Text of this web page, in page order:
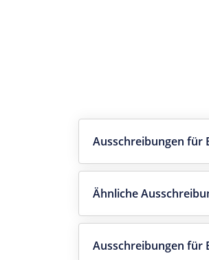
Ausschreibungen für
Ähnliche
Ausschreibungen für